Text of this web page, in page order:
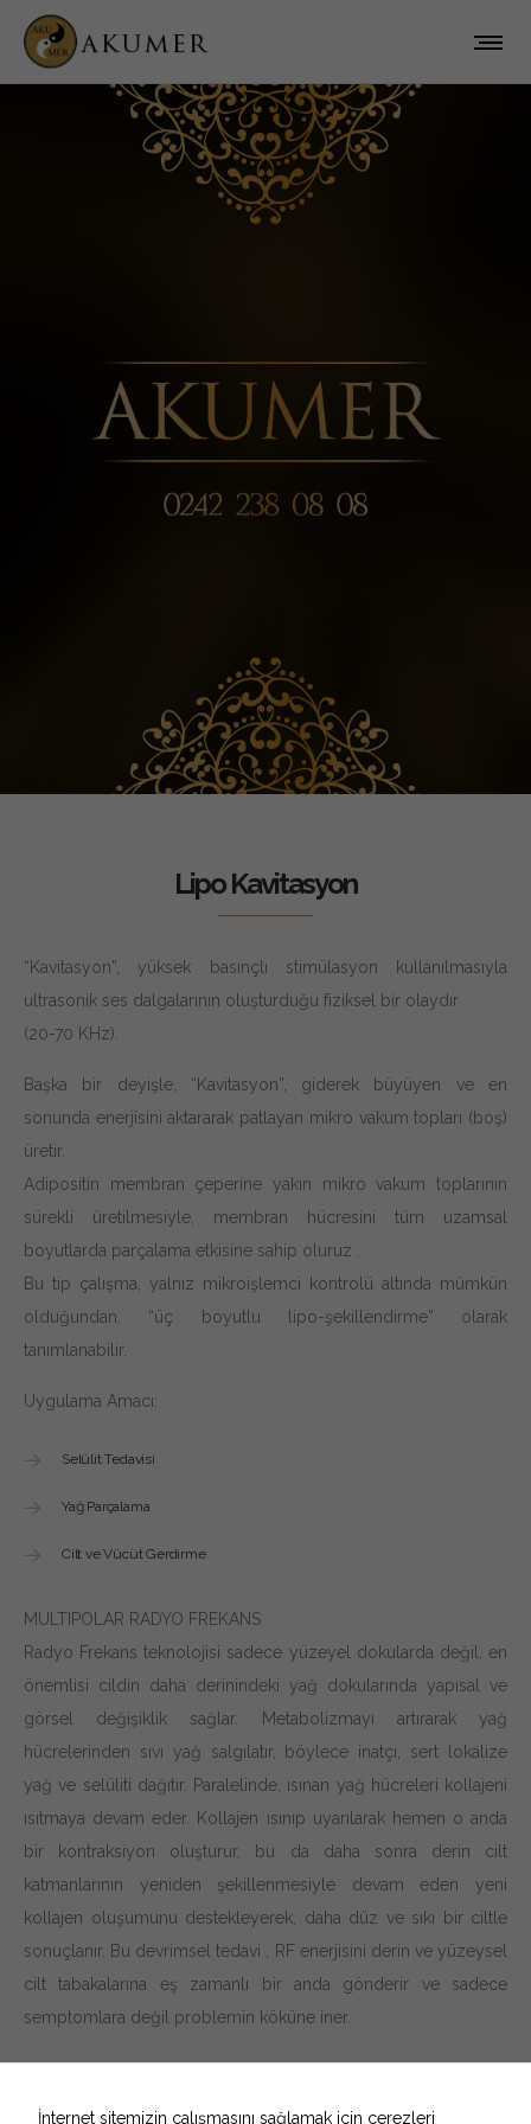
Lipo Kavitasyon
“Kavitasyon”, yüksek basınçlı stimülasyon kullanılmasıyla
ultrasonik ses dalgalarının oluşturduğu fiziksel bir olaydır
(20-70 KHz).
Başka bir deyişle, “Kavitasyon”, giderek büyüyen ve en
sonunda enerjisini aktararak patlayan mikro vakum topları (boş)
üretir.
Adipositin membran çeperine yakın mikro vakum toplarının
sürekli üretilmesiyle, membran hücresini tüm uzamsal
boyutlarda parçalama etkisine sahip oluruz .
Bu tip çalışma, yalnız mikroişlemci kontrolü altında mümkün
olduğundan, “üç boyutlu lipo-şekillendirme” olarak
tanımlanabilir.
Uygulama Amacı:
Selülit Tedavisi
Yağ Parçalama
Cilt ve Vücüt Gerdirme
MULTIPOLAR RADYO FREKANS
Radyo Frekans teknolojisi sadece yüzeyel dokularda değil, en
önemlisi cildin daha derinindeki yağ dokularında yapısal ve
görsel değişiklik sağlar. Metabolizmayı artırarak yağ
hücrelerinden sıvı yağ salgılatır, böylece inatçı, sert lokalize
yağ ve selüliti dağıtır. Paralelinde, ısınan yağ hücreleri kollajeni
ısıtmaya devam eder. Kollajen ısınıp uyarılarak hemen o anda
bir kontraksiyon oluşturur, bu da daha sonra derin cilt
katmanlarının yeniden şekillenmesiyle devam eden yeni
kollajen oluşumunu destekleyerek, daha düz ve sıkı bir ciltle
sonuçlanır. Bu devrimsel tedavi , RF enerjisini derin ve yüzeysel
cilt tabakalarına eş zamanlı bir anda gönderir ve sadece
semptomlara değil problemin köküne iner.
İnternet sitemizin çalışmasını sağlamak için çerezleri
Necessary
not